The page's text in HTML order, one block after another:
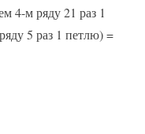
4-м ряду 21 раз 1
5 раз 1 петлю) =